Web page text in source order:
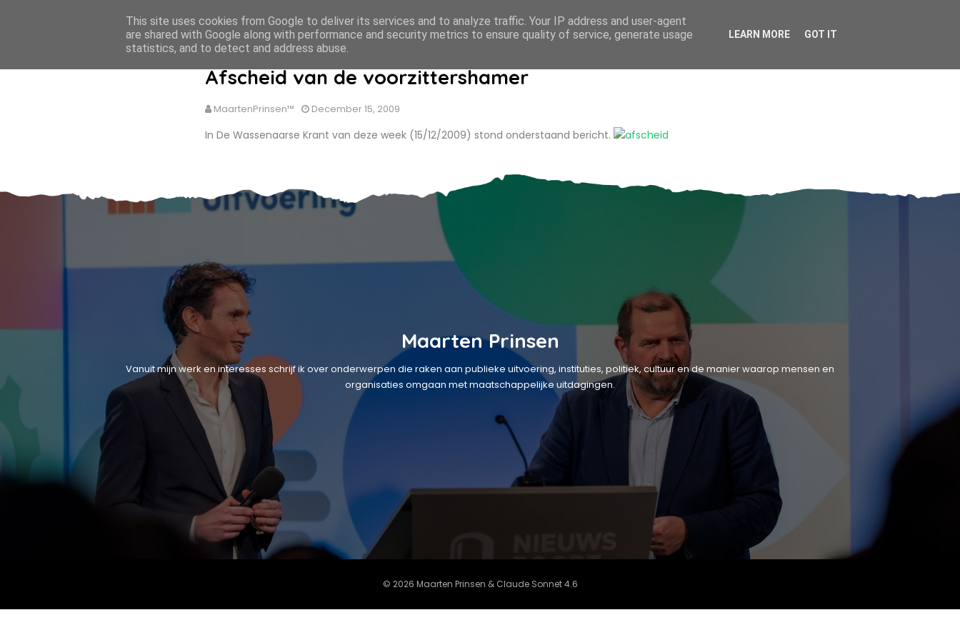
MaartenPrinsen.nl HOME
Afscheid van de voorzittershamer
MaartenPrinsen™ December 15, 2009
In De Wassenaarse Krant van deze week (15/12/2009) stond onderstaand bericht.
Maarten Prinsen
Vanuit mijn werk en interesses schrijf ik over onderwerpen die raken aan publieke uitvoering, instituties, politiek, cultuur en de manier waarop mensen en
organisaties omgaan met maatschappelijke uitdagingen.
© 2026 Maarten Prinsen & Claude Sonnet 4.6
This site uses cookies from Google to deliver its services and to analyze traffic. Your IP address and user-agent
are shared with Google along with performance and security metrics to ensure quality of service, generate usage
statistics, and to detect and address abuse.
LEARN MORE GOT IT